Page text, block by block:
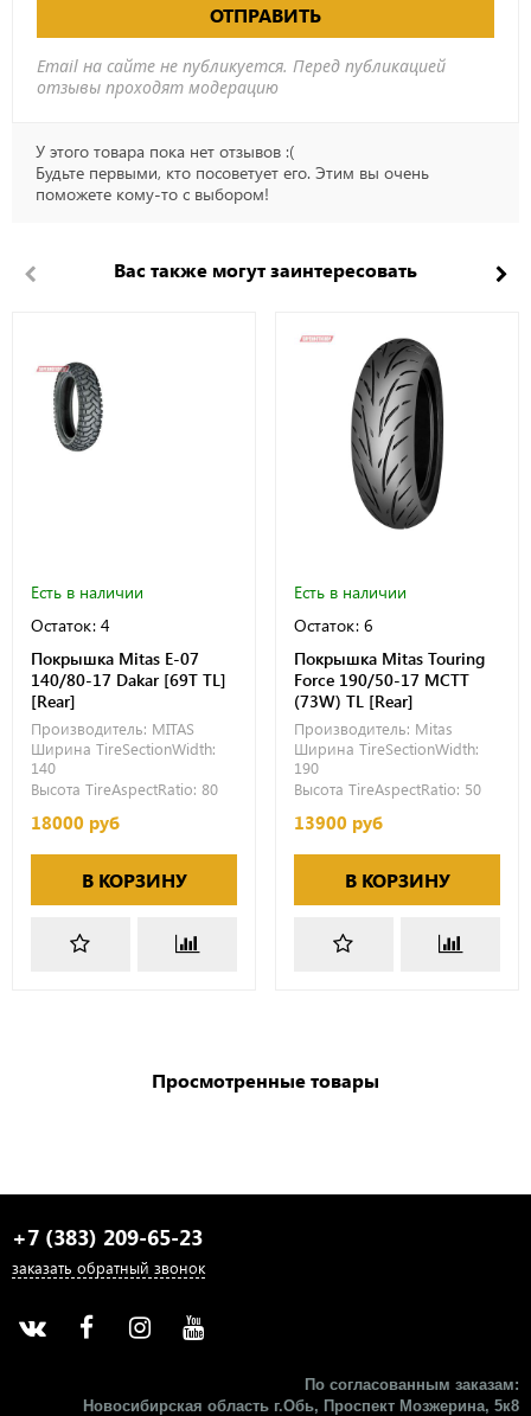
ОТПРАВИТЬ
Email на сайте не публикуется. Перед публикацией
отзывы проходят модерацию
У этого товара пока нет отзывов :(
Будьте первыми, кто посоветует его. Этим вы очень
поможете кому-то с выбором!
Вас также могут заинтересовать
Есть в наличии
Остаток: 4
Покрышка Mitas E-07
140/80-17 Dakar [69T TL]
[Rear]
Производитель: MITAS
Ширина TireSectionWidth:
140
Высота TireAspectRatio: 80
18000 руб
В КОРЗИНУ
Есть в наличии
Остаток: 6
Покрышка Mitas Touring
Force 190/50-17 MCTT
(73W) TL [Rear]
Производитель: Mitas
Ширина TireSectionWidth:
190
Высота TireAspectRatio: 50
13900 руб
В КОРЗИНУ
Просмотренные товары
+7 (383) 209-65-23
заказать обратный звонок
По согласованным заказам:
Новосибирская область г.Обь, Проспект Мозжерина, 5к8​